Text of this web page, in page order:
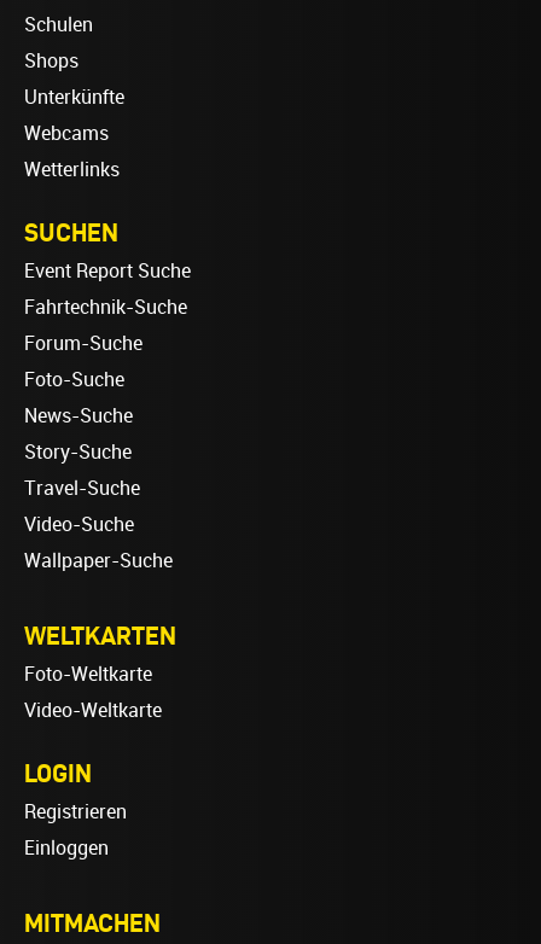
Schulen
Shops
Unterkünfte
Webcams
Wetterlinks
SUCHEN
Event Report Suche
Fahrtechnik-Suche
Forum-Suche
Foto-Suche
News-Suche
Story-Suche
Travel-Suche
Video-Suche
Wallpaper-Suche
WELTKARTEN
Foto-Weltkarte
Video-Weltkarte
LOGIN
Registrieren
Einloggen
MITMACHEN